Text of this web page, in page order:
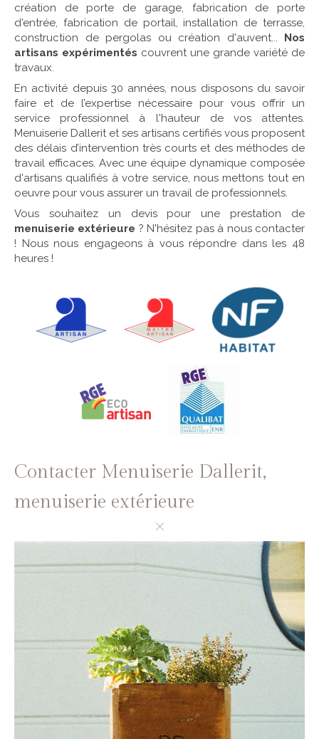
création de porte de garage, fabrication de porte
d'entrée, fabrication de portail, installation de terrasse,
construction de pergolas ou création d'auvent... Nos
artisans expérimentés couvrent une grande variété de
travaux.
En activité depuis 30 années, nous disposons du savoir
faire et de l’expertise nécessaire pour vous offrir un
service professionnel à l'hauteur de vos attentes.
Menuiserie Dallerit et ses artisans certifiés vous proposent
des délais d’intervention très courts et des méthodes de
travail efficaces. Avec une équipe dynamique composée
d'artisans qualifiés à votre service, nous mettons tout en
oeuvre pour vous assurer un travail de professionnels.
Vous souhaitez un devis pour une prestation de
menuiserie extérieure ? N'hésitez pas à nous contacter
! Nous nous engageons à vous répondre dans les 48
heures !
Contacter Menuiserie Dallerit,
menuiserie extérieure